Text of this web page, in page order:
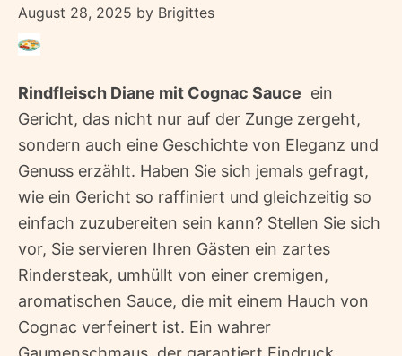
August 28, 2025 by Brigittes
Rindfleisch Diane mit Cognac Sauce  ein
Gericht, das nicht nur auf der Zunge zergeht,
sondern auch eine Geschichte von Eleganz und
Genuss erzählt. Haben Sie sich jemals gefragt,
wie ein Gericht so raffiniert und gleichzeitig so
einfach zuzubereiten sein kann? Stellen Sie sich
vor, Sie servieren Ihren Gästen ein zartes
Rindersteak, umhüllt von einer cremigen,
aromatischen Sauce, die mit einem Hauch von
Cognac verfeinert ist. Ein wahrer